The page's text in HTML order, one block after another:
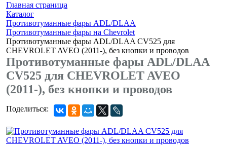
Главная страница
Каталог
Противотуманные фары ADL/DLAA
Противотуманные фары на Chevrolet
Противотуманные фары ADL/DLAA CV525 для
CHEVROLET AVEO (2011-), без кнопки и проводов
Противотуманные фары ADL/DLAA
CV525 для CHEVROLET AVEO
(2011-), без кнопки и проводов
Поделиться: